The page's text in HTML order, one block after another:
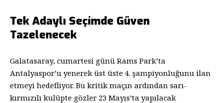
Tek Adaylı Seçimde Güven
Tazelenecek
Galatasaray, cumartesi günü Rams Park’ta
Antalyaspor’u yenerek üst üste 4. şampiyonluğunu ilan
etmeyi hedefliyor. Bu kritik maçın ardından sarı-
kırmızılı kulüpte gözler 23 Mayıs’ta yapılacak